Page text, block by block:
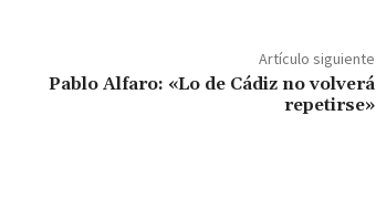
Artículo siguiente
Pablo Alfaro: «Lo de Cádiz no volverá
repetirse»